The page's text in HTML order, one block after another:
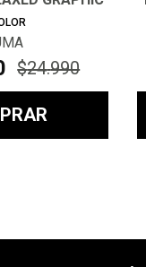
JR
$24.990